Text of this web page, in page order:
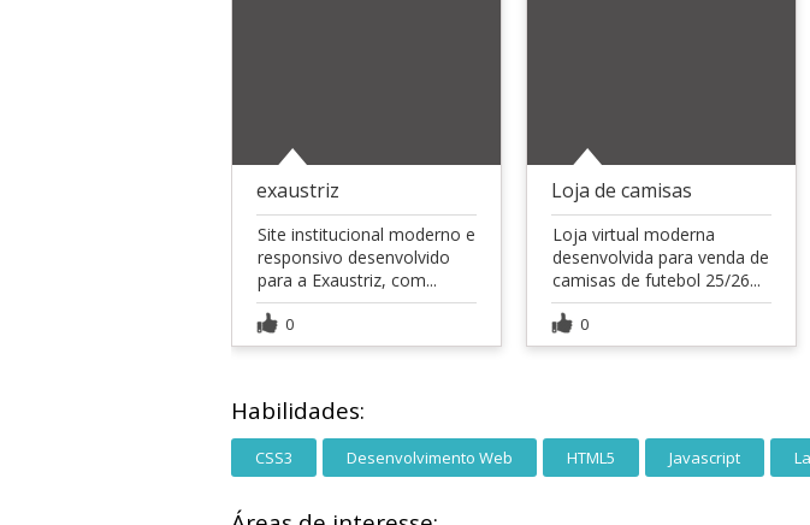
exaustriz
Site institucional moderno e
responsivo desenvolvido
para a Exaustriz, com...
0
Loja de camisas
Loja virtual moderna
desenvolvida para venda de
camisas de futebol 25/26...
0
Habilidades:
CSS3 Desenvolvimento Web HTML5 Javascript